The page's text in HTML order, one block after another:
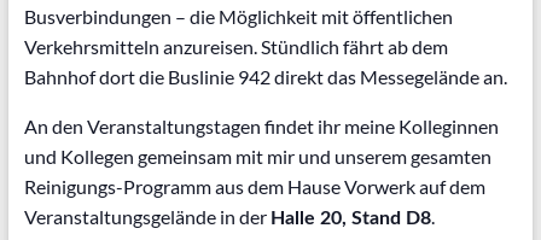
Busverbindungen – die Möglichkeit mit öffentlichen
Verkehrsmitteln anzureisen. Stündlich fährt ab dem
Bahnhof dort die Buslinie 942 direkt das Messegelände an.
An den Veranstaltungstagen findet ihr meine Kolleginnen
und Kollegen gemeinsam mit mir und unserem gesamten
Reinigungs-Programm aus dem Hause Vorwerk auf dem
Veranstaltungsgelände in der Halle 20, Stand D8.